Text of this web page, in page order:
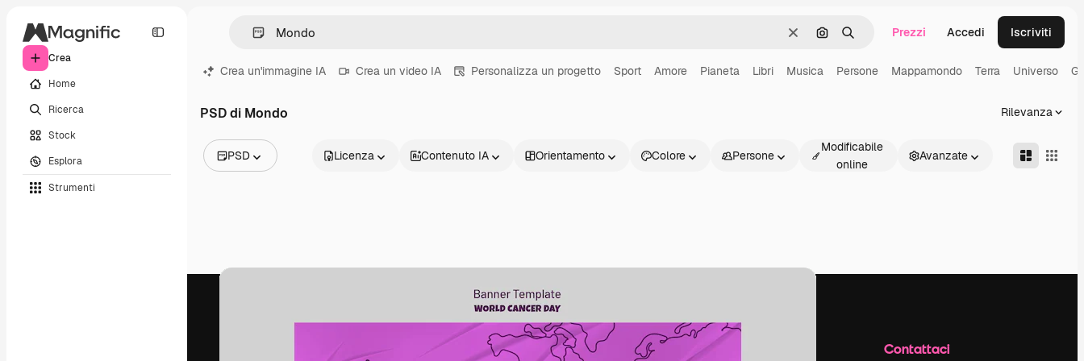
Crea
Home
Ricerca
Stock
Esplora
Strumenti
CancellaCerca per immagine
Ricerca Prezzi Accedi Iscriviti
Crea un'immagine IA Crea un video IA Personalizza un progetto Sport Amore Pianeta Libri Musica Persone Mappamondo Terra Universo
PSD di Mondo Rilevanza
PSD
Video
Licenza Contenuto IA Orientamento Colore Persone
Modificabile
online
Avanzate
Prodotti Inizia Contattaci